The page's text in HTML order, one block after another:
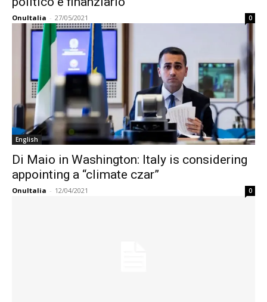
OnuItalia - 27/05/2021 0
English
Di Maio in Washington: Italy is considering
appointing a “climate czar”
OnuItalia - 12/04/2021 0